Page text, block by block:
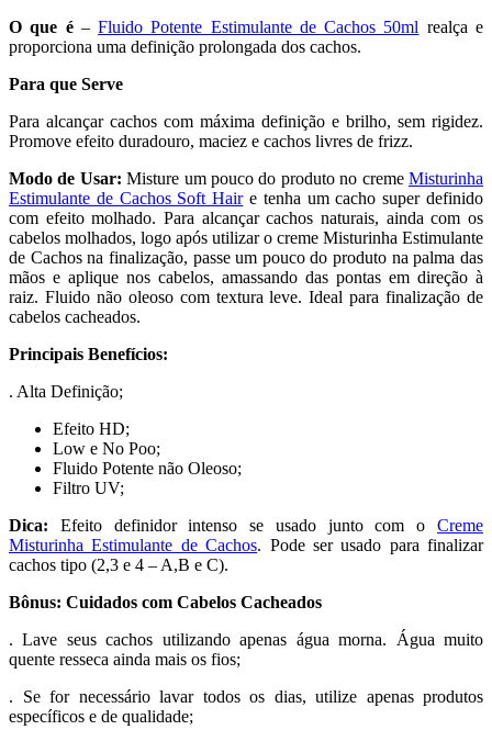
O que é–Fluido Potente Estimulante de Cachos 50ml realça e
proporciona uma definição prolongada dos cachos.
Para que Serve
Para alcançar cachos com máxima definição e brilho, sem rigidez.
Promove efeito duradouro, maciez e cachos livres de frizz.
Modo de Usar: Misture um pouco do produto no cremeMisturinha
Estimulante de Cachos Soft Haire tenha um cacho super definido
com efeito molhado. Para alcançar cachos naturais, ainda com os
cabelos molhados, logo após utilizar o creme Misturinha Estimulante
de Cachos na finalização, passe um pouco do produto na palma das
mãos e aplique nos cabelos, amassando das pontas em direção à
raiz. Fluido não oleoso com textura leve. Ideal para finalização de
cabelos cacheados.
Principais Benefícios:
. Alta Definição;
Efeito HD;
Low e No Poo;
Fluido Potente não Oleoso;
Filtro UV;
Dica: Efeito definidor intenso se usado junto com o Creme
Misturinha Estimulante de Cachos. Pode ser usado para finalizar
cachos tipo (2,3 e 4 – A,B e C).
Bônus: Cuidados com Cabelos Cacheados
. Lave seus cachos utilizando apenas água morna. Água muito
quente resseca ainda mais os fios;
. Se for necessário lavar todos os dias, utilize apenas produtos
específicos e de qualidade;